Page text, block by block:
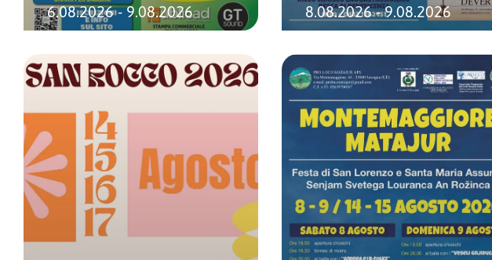
6.08.2026 - 9.08.2026
8.08.2026 - 9.08.2026